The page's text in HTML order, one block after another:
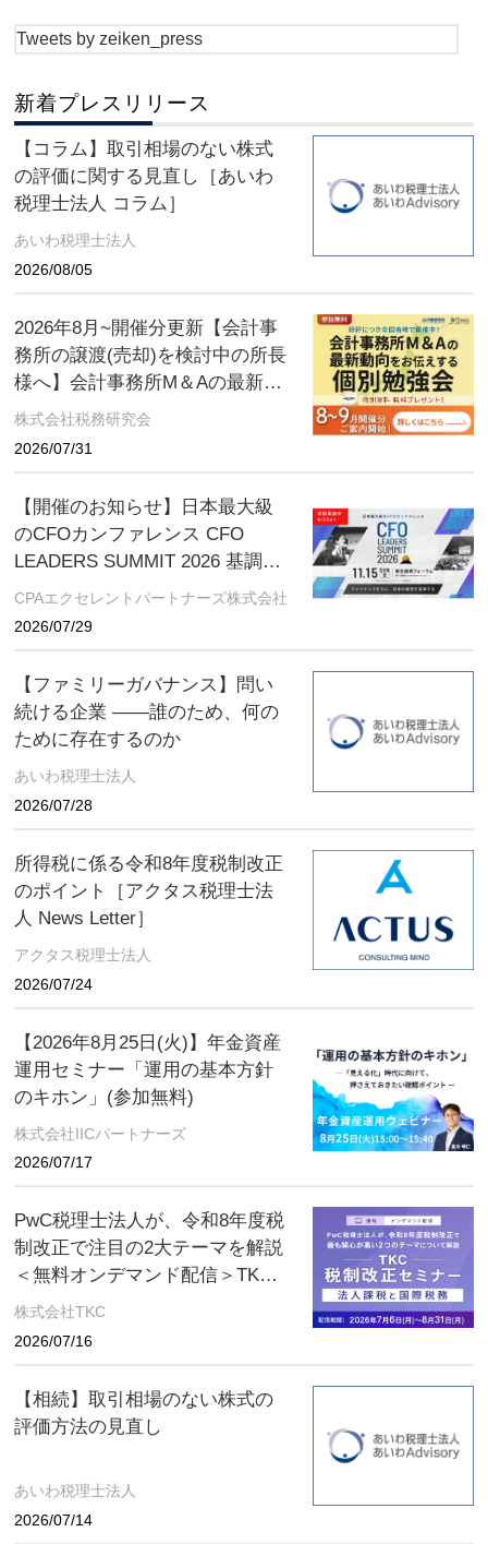
Tweets by zeiken_press
新着プレスリリース
【コラム】取引相場のない株式
の評価に関する見直し［あいわ
税理士法人 コラム］
あいわ税理士法人
2026/08/05
2026年8月~開催分更新【会計事
務所の譲渡(売却)を検討中の所長
様へ】会計事務所M＆Aの最新動
向をお伝えする無料個別勉強会
株式会社税務研究会
2026/07/31
【開催のお知らせ】日本最大級
のCFOカンファレンス CFO
LEADERS SUMMIT 2026 基調講
演にソフトバンクグループCFO
CPAエクセレントパートナーズ株式会社
2026/07/29
【ファミリーガバナンス】問い
続ける企業 ――誰のため、何の
ために存在するのか
あいわ税理士法人
2026/07/28
所得税に係る令和8年度税制改正
のポイント［アクタス税理士法
人 News Letter］
アクタス税理士法人
2026/07/24
【2026年8月25日(火)】年金資産
運用セミナー「運用の基本方針
のキホン」(参加無料)
株式会社IICパートナーズ
2026/07/17
PwC税理士法人が、令和8年度税
制改正で注目の2大テーマを解説
＜無料オンデマンド配信＞TKC
税制改正セミナー 2026年8月31
株式会社TKC
2026/07/16
【相続】取引相場のない株式の
評価方法の見直し
あいわ税理士法人
2026/07/14